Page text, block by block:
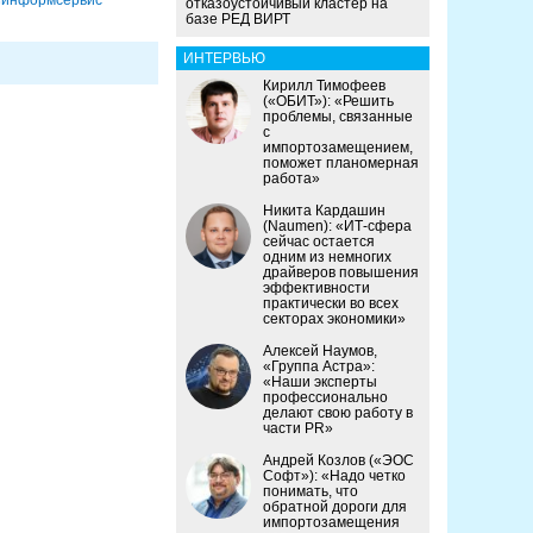
отказоустойчивый кластер на
базе РЕД ВИРТ
ИНТЕРВЬЮ
Кирилл Тимофеев
(«ОБИТ»): «Решить
проблемы, связанные
с
импортозамещением,
поможет планомерная
работа»
Никита Кардашин
(Naumen): «ИТ-сфера
сейчас остается
одним из немногих
драйверов повышения
эффективности
практически во всех
секторах экономики»
Алексей Наумов,
«Группа Астра»:
«Наши эксперты
профессионально
делают свою работу в
части PR»
Андрей Козлов («ЭОС
Софт»): «Надо четко
понимать, что
обратной дороги для
импортозамещения